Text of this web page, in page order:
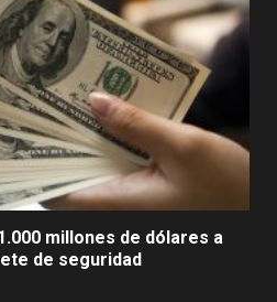
millones de dólares a
de seguridad